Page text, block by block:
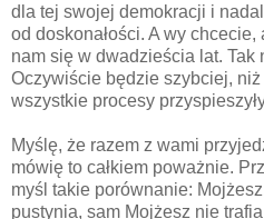
dla tej swojej demokracji i
od doskonałości. A wy chcecie,
nam się w dwadzieścia lat. Tak
Oczywiście będzie szybciej,
wszystkie procesy
Myślę, że razem z wami
mówię to całkiem poważnie.
myśl takie porównanie:
pustynia, sam Mojżesz nie